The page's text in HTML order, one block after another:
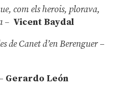
com els herois, plorava,
– Vicent Baydal
de Canet d’en Berenguer–
Gerardo León